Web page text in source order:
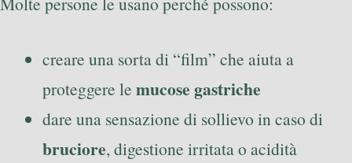
creare una sorta di “film” che aiuta a
proteggere le mucose gastriche
dare una sensazione di sollievo in caso di
bruciore, digestione irritata o acidità